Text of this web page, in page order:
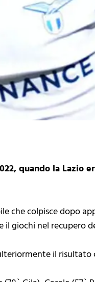
quando la Lazio
che colpisce dopo
giochi nel recupero
il risultato